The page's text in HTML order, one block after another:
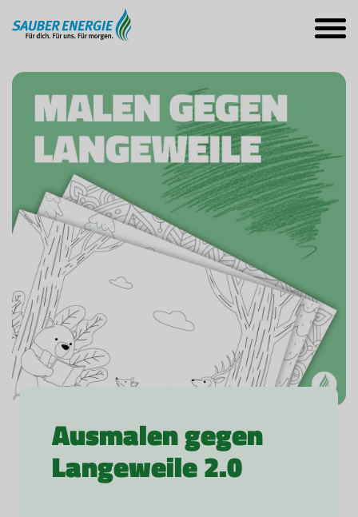
Ausmalen gegen
Langeweile 2.0